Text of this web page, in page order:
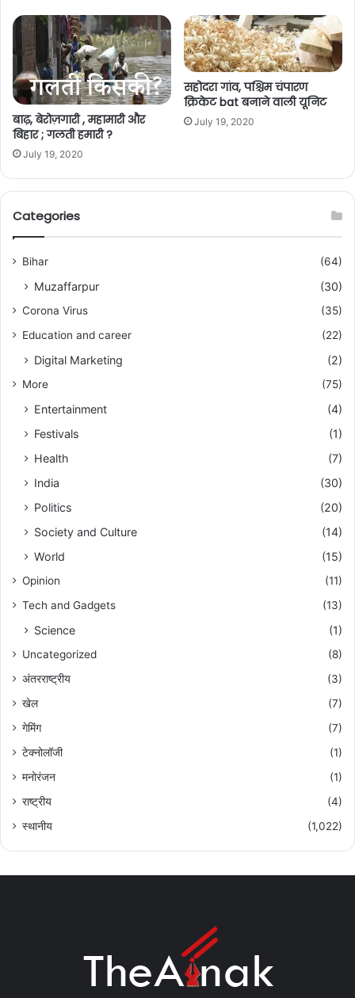
बाढ़, बेरोज़गारी , महामारी और
बिहार ; गलती हमारी ?
July 19, 2020
सहोदरा गांव, पश्चिम चंपारण
क्रिकेट bat बनाने वाली यूनिट
July 19, 2020
Categories
Bihar (64)
Muzaffarpur (30)
Corona Virus
(35)
Education and career
(22)
Digital Marketing (2)
More (75)
Entertainment
(4)
Festivals
(1)
Health
(7)
India
(30)
Politics
(20)
Society and Culture
(14)
World
(15)
Opinion
(11)
Tech and Gadgets
(13)
Science (1)
Uncategorized
(8)
अंतरराष्ट्रीय
(3)
खेल
(7)
गेमिंग
(7)
टेक्नोलॉजी
(1)
मनोरंजन
(1)
राष्ट्रीय
(4)
स्थानीय
(1,022)